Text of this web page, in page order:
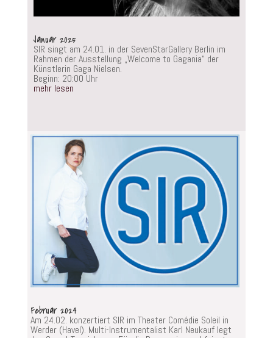
Januar 2025
SIR singt am 24.01. in der SevenStarGallery Berlin im
Rahmen der Ausstellung „Welcome to Gagania“ der
Künstlerin Gaga Nielsen.
Beginn: 20:00 Uhr
mehr lesen
Februar 2024
Am 24.02. konzertiert SIR im Theater Comédie Soleil in
Werder (Havel). Multi-Instrumentalist Karl Neukauf legt